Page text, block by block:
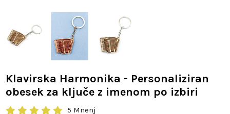
Klavirska Harmonika - Personaliziran
obesek za ključe z imenom po izbiri
5 Mnenj